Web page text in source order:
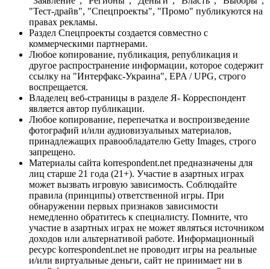
"Тест-драйв", "Спецпроекты", "Промо" публикуются на
правах рекламы.
Раздел Спецпроекты создается совместно с
коммерческими партнерами.
Любое копирование, публикация, републикация и
другое распространение информации, которое содержит
ссылку на "Интерфакс-Украина", EPA / UPG, строго
воспрещается.
Владелец веб-страницы в разделе Я- Корреспондент
является автор публикации.
Любое копирование, перепечатка и воспроизведение
фотографий и/или аудиовизуальных материалов,
принадлежащих правообладателю Getty Images, строго
запрещено.
Материалы сайта korrespondent.net предназначены для
лиц старше 21 года (21+). Участие в азартных играх
может вызвать игровую зависимость. Соблюдайте
правила (принципы) ответственной игры. При
обнаружении первых признаков зависимости
немедленно обратитесь к специалисту. Помните, что
участие в азартных играх не может являться источником
доходов или альтернативой работе. Информационный
ресурс korrespondent.net не проводит игры на реальные
и/или виртуальные деньги, сайт не принимает ни в